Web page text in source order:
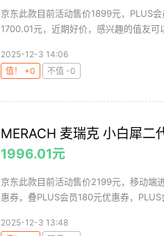
京东此款目前活动售价1899元，PLUS
1700.01元，近期好价，感兴趣的值友可
2025-12-3 14:06
值！ +0
不值 -0
MERACH 麦瑞克 小白犀
1996.01元
京东此款目前活动售价2199元，移动端
惠券，叠PLUS会员180元优惠券，
2025-12-3 13:48